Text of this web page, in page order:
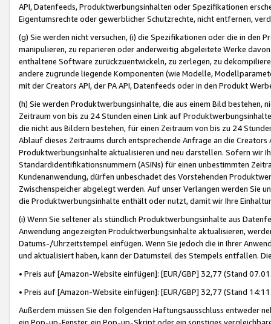
API, Datenfeeds, Produktwerbungsinhalten oder Spezifikationen
Eigentumsrechte oder gewerblicher Schutzrechte, nicht entfernen,
(g) Sie werden nicht versuchen, (i) die Spezifikationen oder die in
manipulieren, zu reparieren oder anderweitig abgeleitete Werke
enthaltene Software zurückzuentwickeln, zu zerlegen, zu
andere zugrunde liegende Komponenten (wie Modelle,
mit der Creators API, der PA API, Datenfeeds oder in den Produkt
(h) Sie werden Produktwerbungsinhalte, die aus einem Bild bestehen,
Zeitraum von bis zu 24 Stunden einen Link auf
die nicht aus Bildern bestehen, für einen Zeitraum von bis zu 24
Ablauf dieses Zeitraums durch entsprechende Anfrage an die
Produktwerbungsinhalte aktualisieren und neu darstellen. Sofern wir
Standardidentifikationsnummern (ASINs) für einen unbestimmten
Kundenanwendung, dürfen unbeschadet des Vorstehenden
Zwischenspeicher abgelegt werden. Auf unser Verlangen werden Sie
die Produktwerbungsinhalte enthält oder nutzt, damit wir Ihre
(i) Wenn Sie seltener als stündlich Produktwerbungsinhalte aus
Anwendung angezeigten Produktwerbungsinhalte aktualisieren,
Datums-/Uhrzeitstempel einfügen. Wenn Sie jedoch die in Ihrer
und aktualisiert haben, kann der Datumsteil des Stempels entfallen.
• Preis auf [Amazon-Website einfügen]: [EUR/GBP] 32,77 (Stand
• Preis auf [Amazon-Website einfügen]: [EUR/GBP] 32,77 (Stand
Außerdem müssen Sie den folgenden Haftungsausschluss entweder
ein Pop-up-Fenster, ein Pop-up-Skript oder ein sonstiges